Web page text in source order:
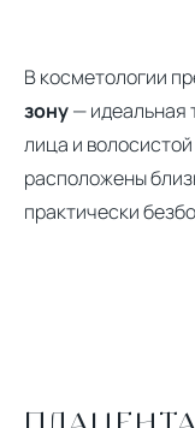
В косметологии
зону— идеальная
лица и
расположены
практически